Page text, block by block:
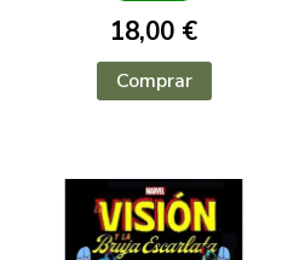
18,00 €
Comprar